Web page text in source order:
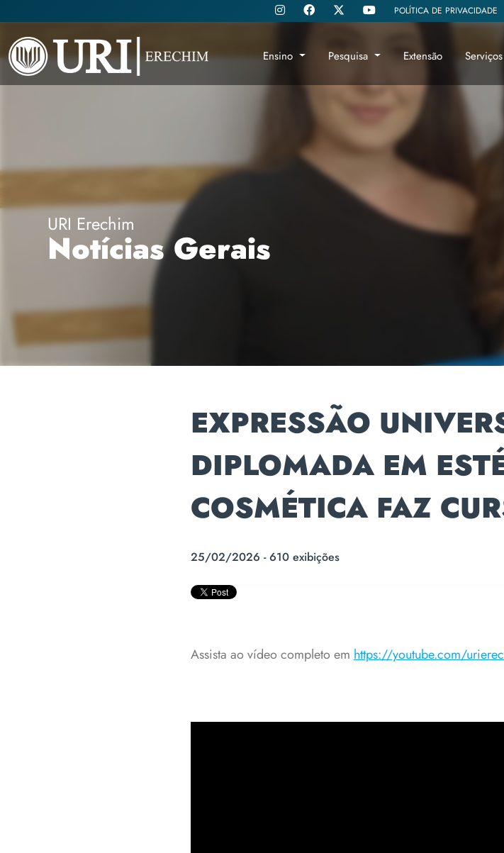
Ensino Pesquisa Extensão Serviços
POLÍTICA DE PRIVACIDADE
URI Erechim
Notícias Gerais
EXPRESSÃO
DIPLOMADA EM
COSMÉTICA FAZ
25/02/2026 - 610 exibições
Assista ao vídeo completo em https://youtube.com/